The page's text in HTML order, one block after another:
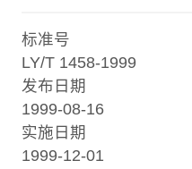
标准号
LY/T 1458-1999
发布日期
1999-08-16
实施日期
1999-12-01